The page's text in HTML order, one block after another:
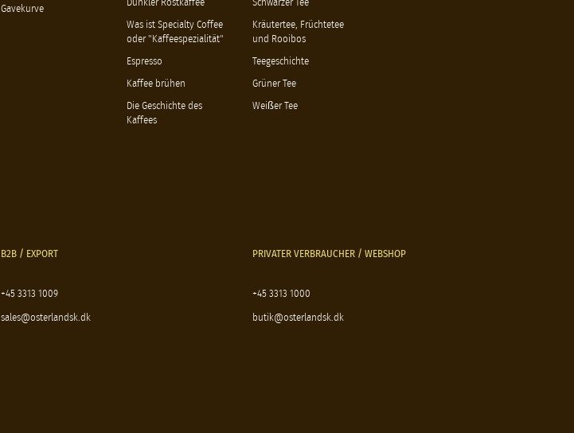
Gavekurve
Dunkler Röstkaffee
Was ist Specialty Coffee
oder "Kaffeespezialität"
Espresso
Kaffee brühen
Die Geschichte des
Kaffees
Schwarzer Tee
Kräutertee, Früchtetee
und Rooibos
Teegeschichte
Grüner Tee
Weißer Tee
B2B / EXPORT
+45 3313 1009
sales@osterlandsk.dk
PRIVATER VERBRAUCHER / WEBSHOP
+45 3313 1000
butik@osterlandsk.dk